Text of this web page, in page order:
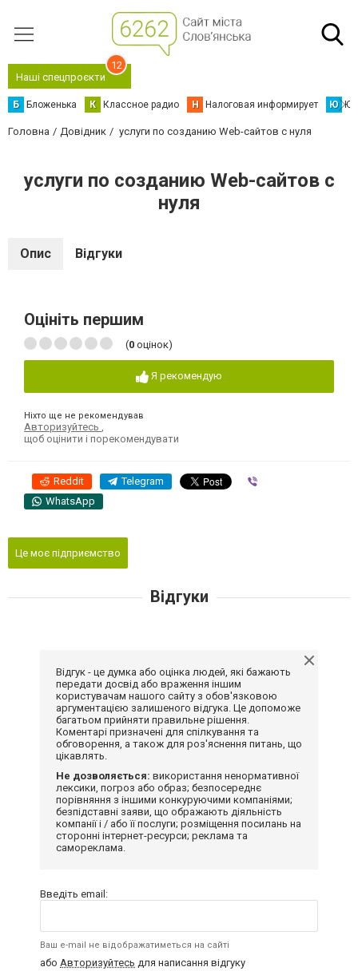
Наші спецпроєкти
12
Б Бложенька К Классное радио Н Налоговая информирует Ю
Головна Довідник услуги по созданию Web-сайтов с нуля
услуги по созданию Web-сайтов с
нуля
Опис Відгуки
Оцініть першим
(0 оцінок)
Я рекомендую
Ніхто ще не рекомендував
Авторизуйтесь
щоб оцінити і порекомендувати
Reddit Telegram
WhatsApp
Це моє підприємство
Відгуки
Відгук - це думка або оцінка людей, які бажають
передати досвід або враження іншим
користувачам нашого сайту з обов'язковою
аргументацією залишеного відгука. Це допоможе
багатьом прийняти правильне рішення.
Коментарі призначені для спілкування та
обговорення, а також для роз'яснення питань, що
цікавлять.
Не дозволяється: використання ненормативної
лексики, погроз або образ; безпосереднє
порівняння з іншими конкуруючими компаніями;
безпідставні заяви, що ображають діяльність
компанії і / або її послуги; розміщення посилань на
сторонні інтернет-ресурси; реклама та
самореклама.
Введіть email:
Ваш e-mail не відображатиметься на сайті
або Авторизуйтесь для написання відгуку